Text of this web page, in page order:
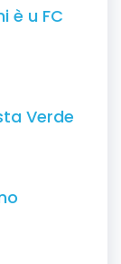
è u FC
Verde